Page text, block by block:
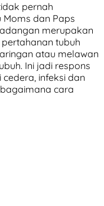
pernah
dan Paps
merupakan
tubuh
atau melawan
Ini jadi respons
infeksi dan
cara